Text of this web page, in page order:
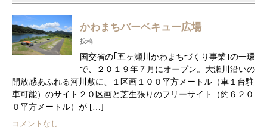
かわまちバーベキュー広場
投稿:
国交省の｢五ヶ瀬川かわまちづくり事業｣の一環
で、２０１９年７月にオープン。大瀬川沿いの
開放感あふれる河川敷に、１区画１００平方メートル（車１台駐
車可能）のサイト２０区画と芝生張りのフリーサイト（約６２０
０平方メートル）が […]
コメントなし